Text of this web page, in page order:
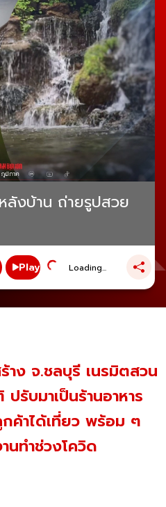
ลังบ้าน ถ่ายรูปสวย
Play Loading...
าง จ.ชลบุรี เนรมิตสวน
รับมาเป็นร้านอาหาร
ค้าได้เที่ยว พร้อม ๆ
นทำช่วงโควิด